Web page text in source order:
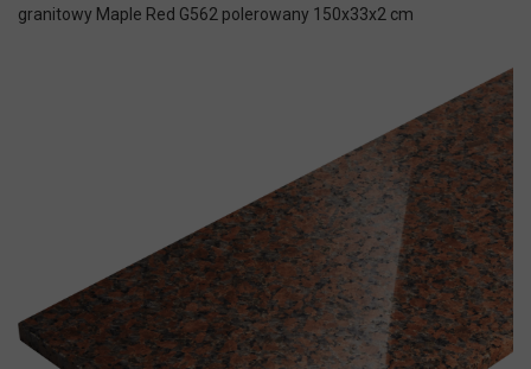
granitowy Maple Red G562 polerowany 150x33x2 cm